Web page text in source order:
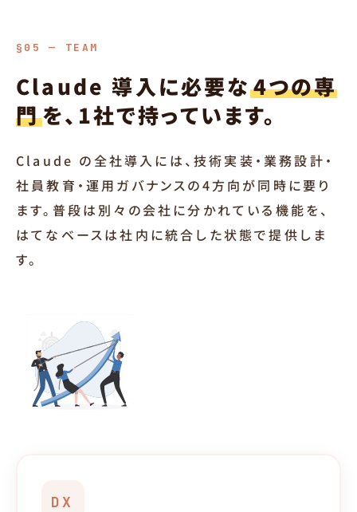
§05 — TEAM
Claude 導入に必要な 4つの専
門を、1社で持っています。
Claude の全社導入には、技術実装・業務設計・
社員教育・運用ガバナンスの4方向が同時に要り
ます。普段は別々の会社に分かれている機能を、
はてなベースは社内に統合した状態で提供しま
す。
DX